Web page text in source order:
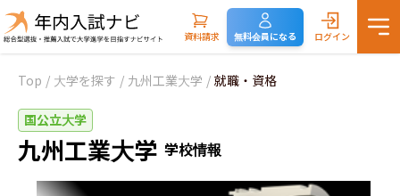
資料請求 無料会員になる ログイン
Top / 大学を探す / 九州工業大学 / 就職・資格
国公立大学
九州工業大学 学校情報